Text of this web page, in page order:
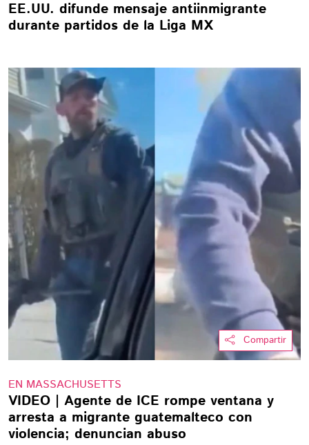
EE.UU. difunde mensaje antiinmigrante
durante partidos de la Liga MX
Compartir
EN MASSACHUSETTS
VIDEO | Agente de ICE rompe ventana y
arresta a migrante guatemalteco con
violencia; denuncian abuso